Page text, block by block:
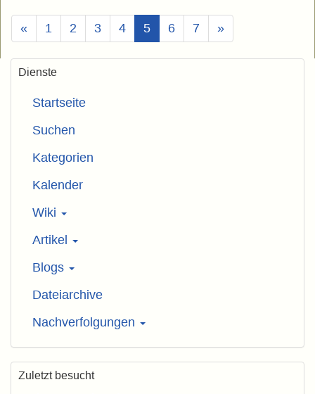
« 1 2 3 4 5(Aktuell)
6 7 »
Dienste
Startseite
Suchen
Kategorien
Kalender
Wiki
Artikel
Blogs
Dateiarchive
Nachverfolgungen
Zuletzt besucht